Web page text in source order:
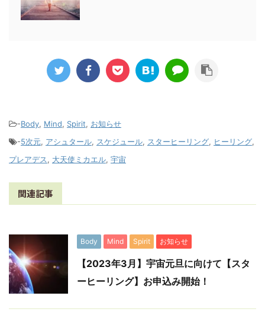
-Body, Mind, Spirit, お知らせ
-5次元, アシュタール, スケジュール, スターヒーリング, ヒーリング,
プレアデス, 大天使ミカエル, 宇宙
関連記事
Body Mind Spirit お知らせ
【2023年3月】宇宙元旦に向けて【スタ
ーヒーリング】お申込み開始！